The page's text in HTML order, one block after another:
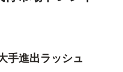
手進出ラッシュ